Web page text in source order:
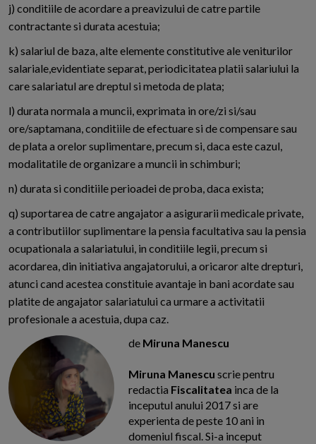
j) conditiile de acordare a preavizului de catre partile
contractante si durata acestuia;
k) salariul de baza, alte elemente constitutive ale veniturilor
salariale,evidentiate separat, periodicitatea platii salariului la
care salariatul are dreptul si metoda de plata;
l) durata normala a muncii, exprimata in ore/zi si/sau
ore/saptamana, conditiile de efectuare si de compensare sau
de plata a orelor suplimentare, precum si, daca este cazul,
modalitatile de organizare a muncii in schimburi;
n) durata si conditiile perioadei de proba, daca exista;
q) suportarea de catre angajator a asigurarii medicale private,
a contributiilor suplimentare la pensia facultativa sau la pensia
ocupationala a salariatului, in conditiile legii, precum si
acordarea, din initiativa angajatorului, a oricaror alte drepturi,
atunci cand acestea constituie avantaje in bani acordate sau
platite de angajator salariatului ca urmare a activitatii
profesionale a acestuia, dupa caz.
de Miruna Manescu
Miruna Manescu scrie pentru
redactia Fiscalitatea inca de la
inceputul anului 2017 si are
experienta de peste 10 ani in
domeniul fiscal. Si-a inceput